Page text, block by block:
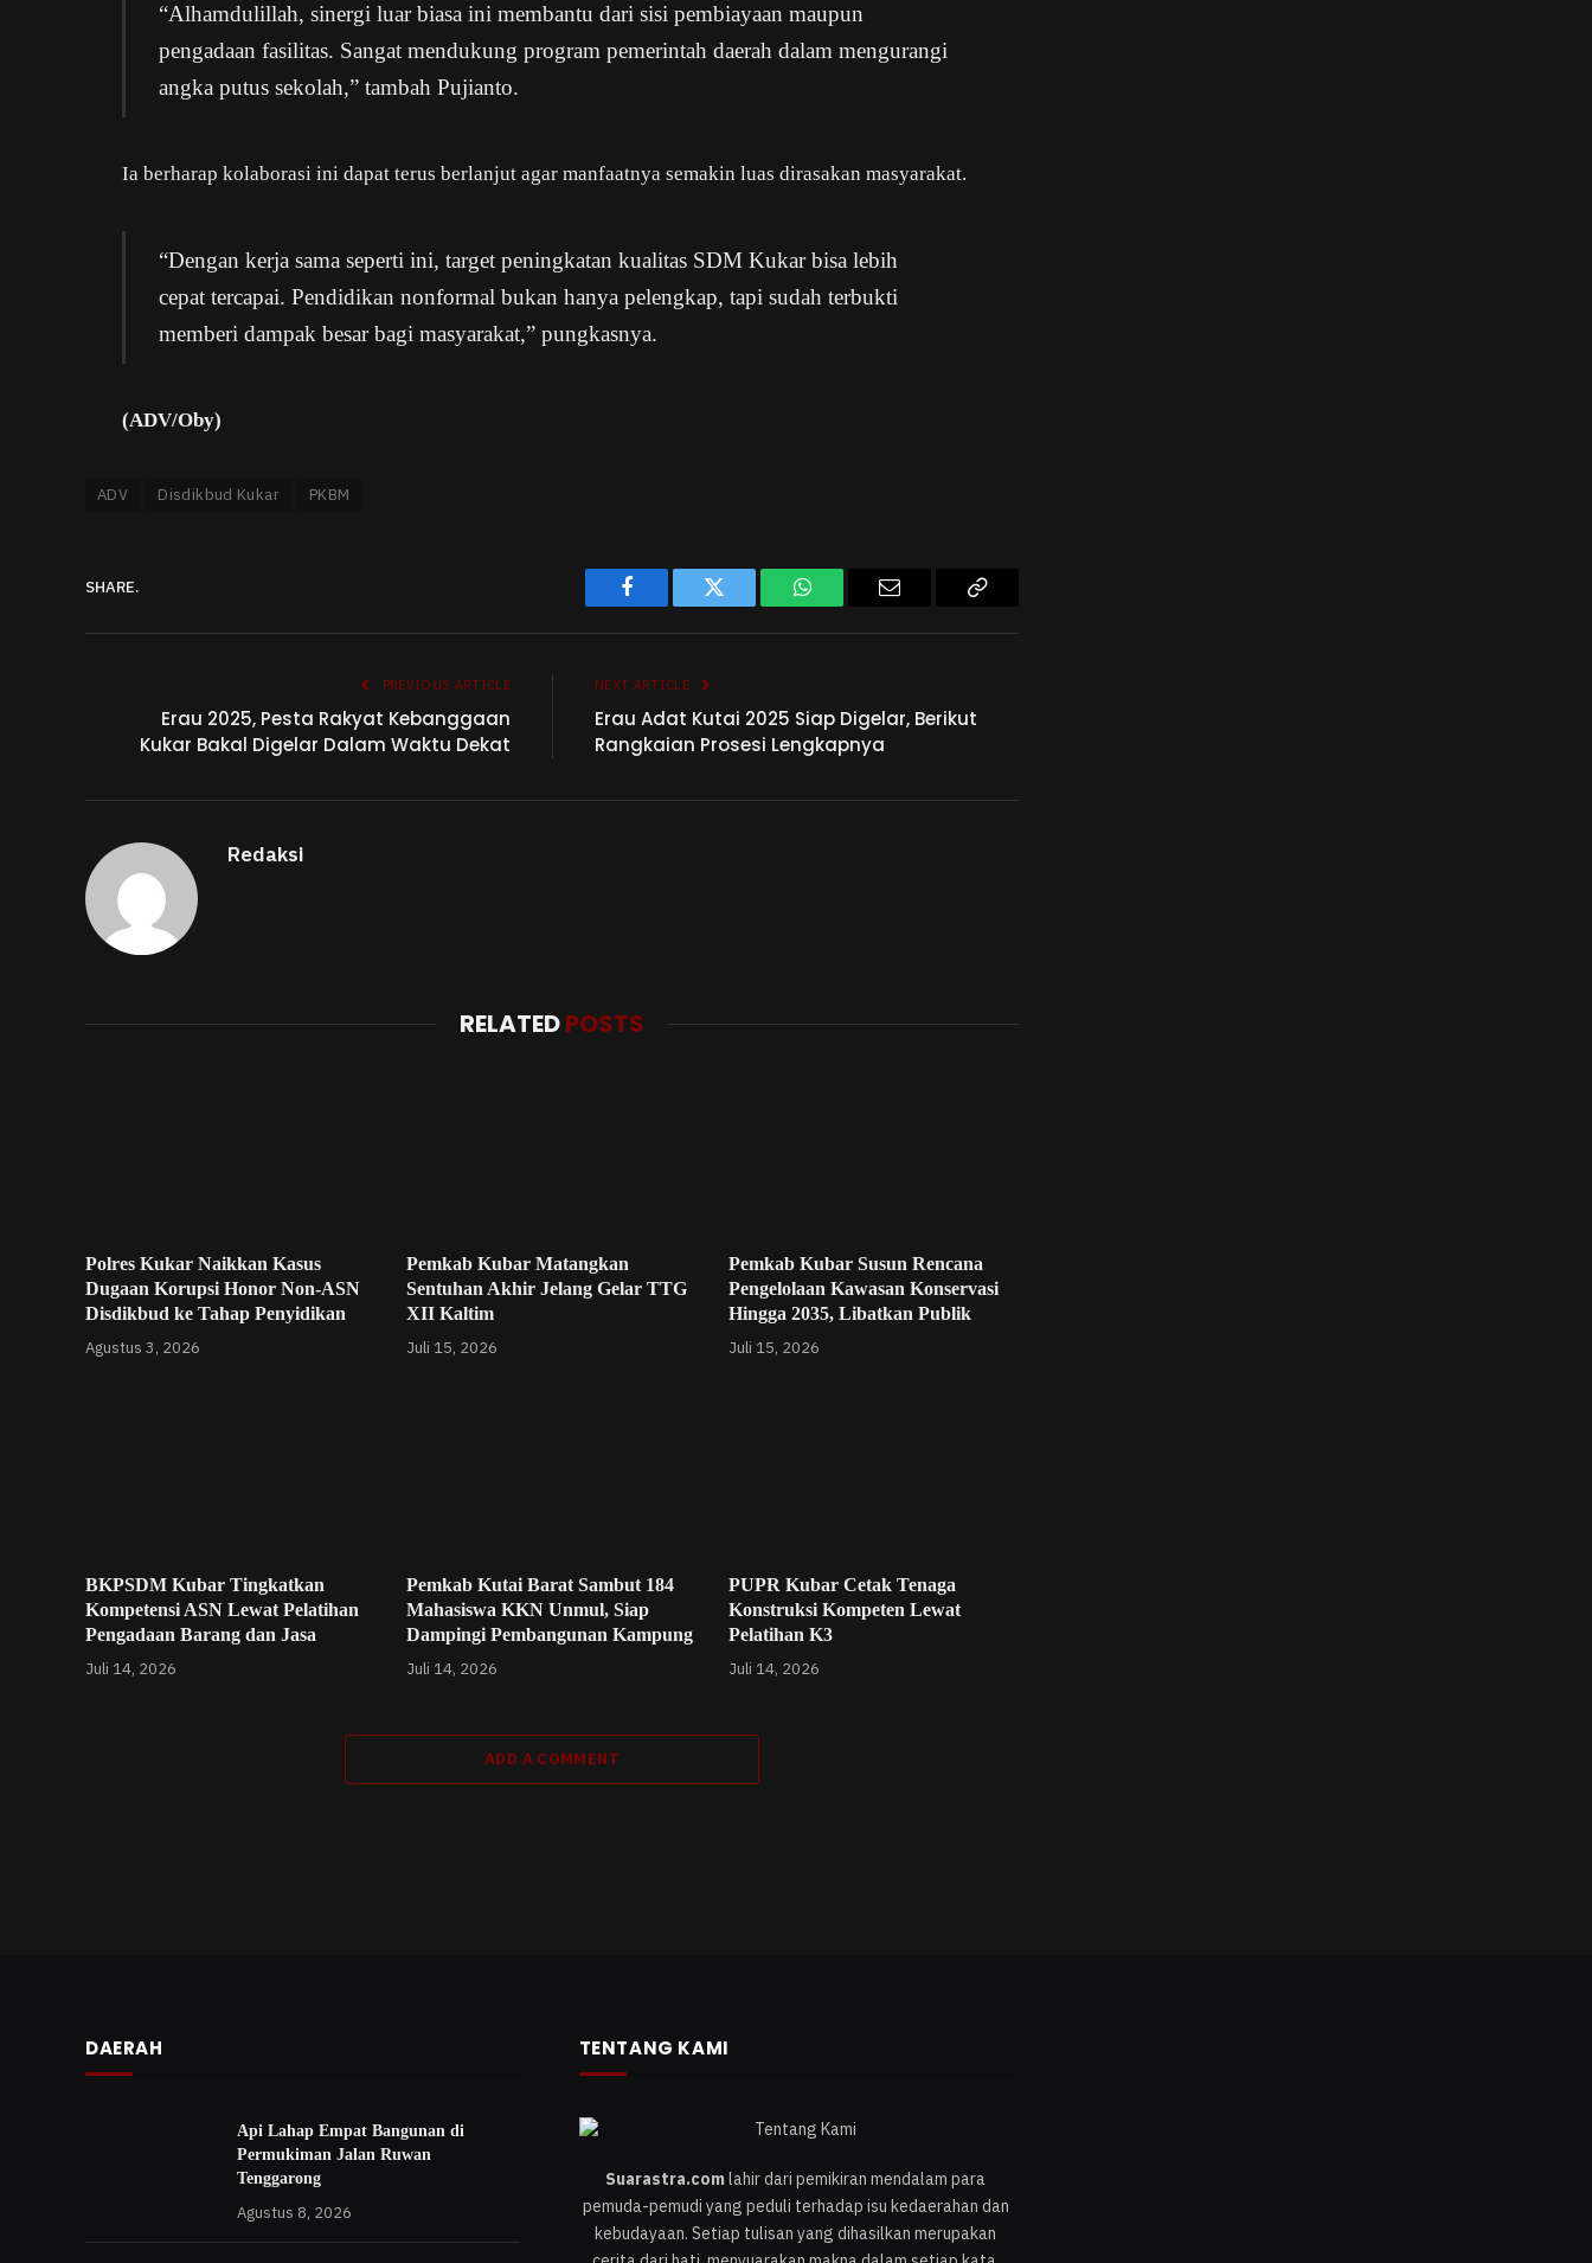
“Alhamdulillah, sinergi luar biasa ini membantu dari sisi pembiayaan maupun
pengadaan fasilitas. Sangat mendukung program pemerintah daerah dalam mengurangi
angka putus sekolah,” tambah Pujianto.
Ia berharap kolaborasi ini dapat terus berlanjut agar manfaatnya semakin luas dirasakan masyarakat.
“Dengan kerja sama seperti ini, target peningkatan kualitas SDM Kukar bisa lebih
cepat tercapai. Pendidikan nonformal bukan hanya pelengkap, tapi sudah terbukti
memberi dampak besar bagi masyarakat,” pungkasnya.
(ADV/Oby)
ADV Disdikbud Kukar PKBM
SHARE.
Facebook Twitter WhatsApp
PREVIOUS ARTICLE
Erau 2025, Pesta Rakyat Kebanggaan
Kukar Bakal Digelar Dalam Waktu Dekat
NEXT ARTICLE
Erau Adat Kutai 2025 Siap Digelar, Berikut
Rangkaian Prosesi Lengkapnya
Redaksi
RELATEDPOSTS
Polres Kukar Naikkan Kasus
Dugaan Korupsi Honor Non-ASN
Disdikbud ke Tahap Penyidikan
Agustus 3, 2026
Pemkab Kubar Matangkan
Sentuhan Akhir Jelang Gelar TTG
XII Kaltim
Juli 15, 2026
Pemkab Kubar Susun Rencana
Pengelolaan Kawasan Konservasi
Hingga 2035, Libatkan Publik
Juli 15, 2026
BKPSDM Kubar Tingkatkan
Kompetensi ASN Lewat Pelatihan
Pengadaan Barang dan Jasa
Juli 14, 2026
Pemkab Kutai Barat Sambut 184
Mahasiswa KKN Unmul, Siap
Dampingi Pembangunan Kampung
Juli 14, 2026
PUPR Kubar Cetak Tenaga
Konstruksi Kompeten Lewat
Pelatihan K3
Juli 14, 2026
ADD A COMMENT
DAERAH
Api Lahap Empat Bangunan di
Permukiman Jalan Ruwan
Tenggarong
Agustus 8, 2026
TENTANG KAMI
Suarastra.comlahir dari pemikiran mendalam para
pemuda-pemudi yang peduli terhadap isu kedaerahan dan
kebudayaan. Setiap tulisan yang dihasilkan merupakan